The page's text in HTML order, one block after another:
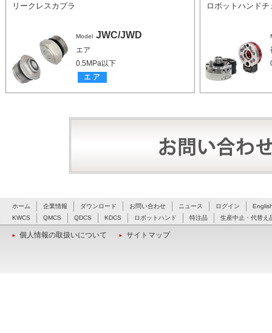
リークレスカプラ
Model JWC/JWD
エア
0.5MPa以下
ロボットハンド
ホーム 企業情報 ダウンロード お問い合わせ ニュース ログイン
KWCS
QMCS QDCS KDCS ロボットハンド 特注品 生産中止・代替え
個人情報の取扱いについて サイトマップ